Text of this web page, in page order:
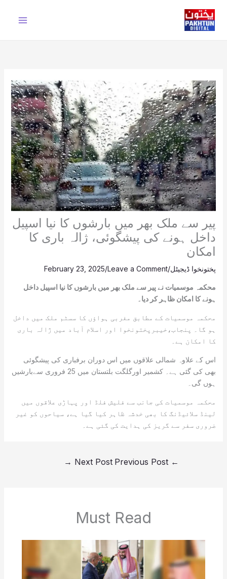
content
پیر سے ملک بھر میں بارشوں کا نیا اسپیل
داخل ہونے کی پیشگوئی، ژالہ باری کا
امکان
پختونخوا ڈیجیٹل/
Leave a Comment
/
February 23, 2025
محکمہ موسمیات نے پیر سے ملک بھر میں بارشوں کا نیا اسپیل داخل
ہونے کا امکان ظاہر کر دیا۔
محکمہ موسمیات کے مطابق مغربی ہواؤں کا سسٹم ملک میں داخل
ہو گا۔ پنجاب،خیبرپختونخوا اور اسلام آباد میں ژالہ باری
کا امکان ہے۔
اس کے علاوہ شمالی علاقوں میں اس دوران برفباری کی پیشگوئی
بھی کی گئی ہے۔ کشمیر اورگلگت بلتستان میں 25 فروری سےبارشیں
ہوں گی۔
محکمہ موسمیات کی جانب سے فلیش فلڈ اور پہاڑی علاقوں میں
لینڈ سلائیڈنگ کا بھی خدشہ ظاہر کیا گیا ہے، سیاحوں کو غیر
ضروری سفر سے گریز کی ہدایت کی گئی ہے۔
←
Next Post
→
Must Read